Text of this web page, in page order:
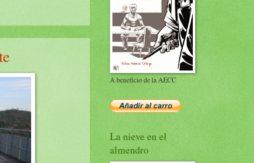
A beneficio de la AECC
La nieve en el
almendro